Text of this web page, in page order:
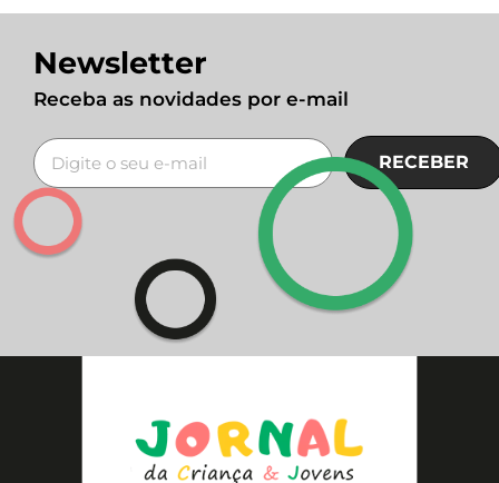
Newsletter
Receba as novidades por e-mail
RECEBER